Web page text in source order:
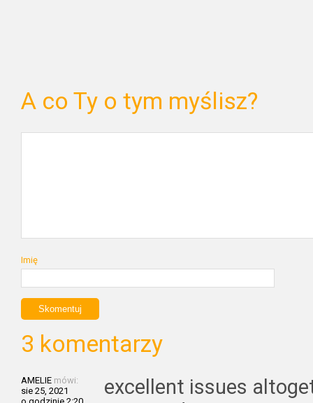
A co Ty o tym myślisz?
Imię
3 komentarzy
AMELIE mówi:
sie 25, 2021
excellent issues